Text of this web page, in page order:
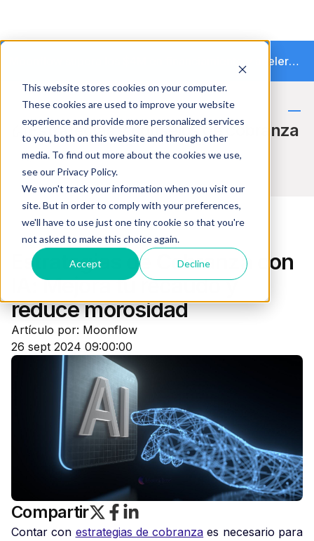
This website stores cookies on your computer.
These cookies are used to improve your website
experience and provide more personalized services
to you, both on this website and through other
media. To find out more about the cookies we use,
see our Privacy Policy.
We won't track your information when you visit our
site. But in order to comply with your preferences,
we'll have to use just one tiny cookie so that you're
not asked to make this choice again.
Accept Decline
Moonflow supera los $4M en financiamiento y acelera la transición hacia la cobranza autónoma
Estrategias y consejos de cobranza
Funcionalidad del producto
Estrategias de Cobranza con
IA: Mejora tu recaudo y
reduce morosidad
Artículo por: Moonflow
26 sept 2024 09:00:00
Compartir
Contar con estrategias de cobranza es necesario para